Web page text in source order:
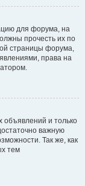
для форума, на
прочесть их по
страницы форума,
права на
и только
важную
Так же, как
тем